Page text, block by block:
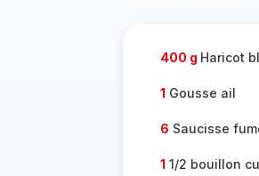
400 g Haricot
1 Gousse ail
6 Saucisse
1 1/2 bouillon